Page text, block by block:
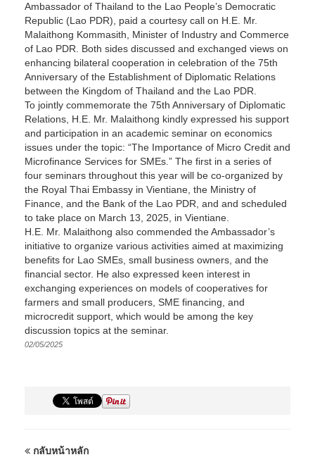
Ambassador of Thailand to the Lao People’s Democratic
Republic (Lao PDR), paid a courtesy call on H.E. Mr.
Malaithong Kommasith, Minister of Industry and Commerce
of Lao PDR. Both sides discussed and exchanged views on
enhancing bilateral cooperation in celebration of the 75th
Anniversary of the Establishment of Diplomatic Relations
between the Kingdom of Thailand and the Lao PDR.
To jointly commemorate the 75th Anniversary of Diplomatic
Relations, H.E. Mr. Malaithong kindly expressed his support
and participation in an academic seminar on economics
issues under the topic: “The Importance of Micro Credit and
Microfinance Services for SMEs.” The first in a series of
four seminars throughout this year will be co-organized by
the Royal Thai Embassy in Vientiane, the Ministry of
Finance, and the Bank of the Lao PDR, and and scheduled
to take place on March 13, 2025, in Vientiane.
H.E. Mr. Malaithong also commended the Ambassador’s
initiative to organize various activities aimed at maximizing
benefits for Lao SMEs, small business owners, and the
financial sector. He also expressed keen interest in
exchanging experiences on models of cooperatives for
farmers and small producers, SME financing, and
microcredit support, which would be among the key
discussion topics at the seminar.
02/05/2025
กลับหน้าหลัก